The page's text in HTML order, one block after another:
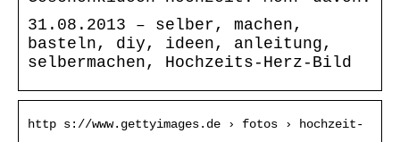
31.08.2013 – selber, machen,
basteln, diy, ideen, anleitung,
selbermachen, Hochzeits-Herz-Bild
http s://www.gettyimages.de › fotos › hochzeit-